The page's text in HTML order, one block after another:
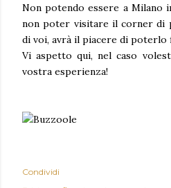
Non potendo essere a Milano
non poter visitare il corner di
di voi, avrà il piacere di poterlo
Vi aspetto qui, nel caso
vostra esperienza!
Condividi